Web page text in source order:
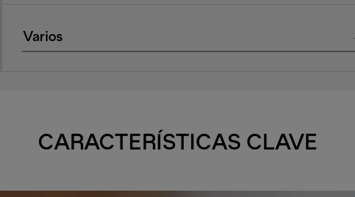
Varios
CARACTERÍSTICAS CLAVE